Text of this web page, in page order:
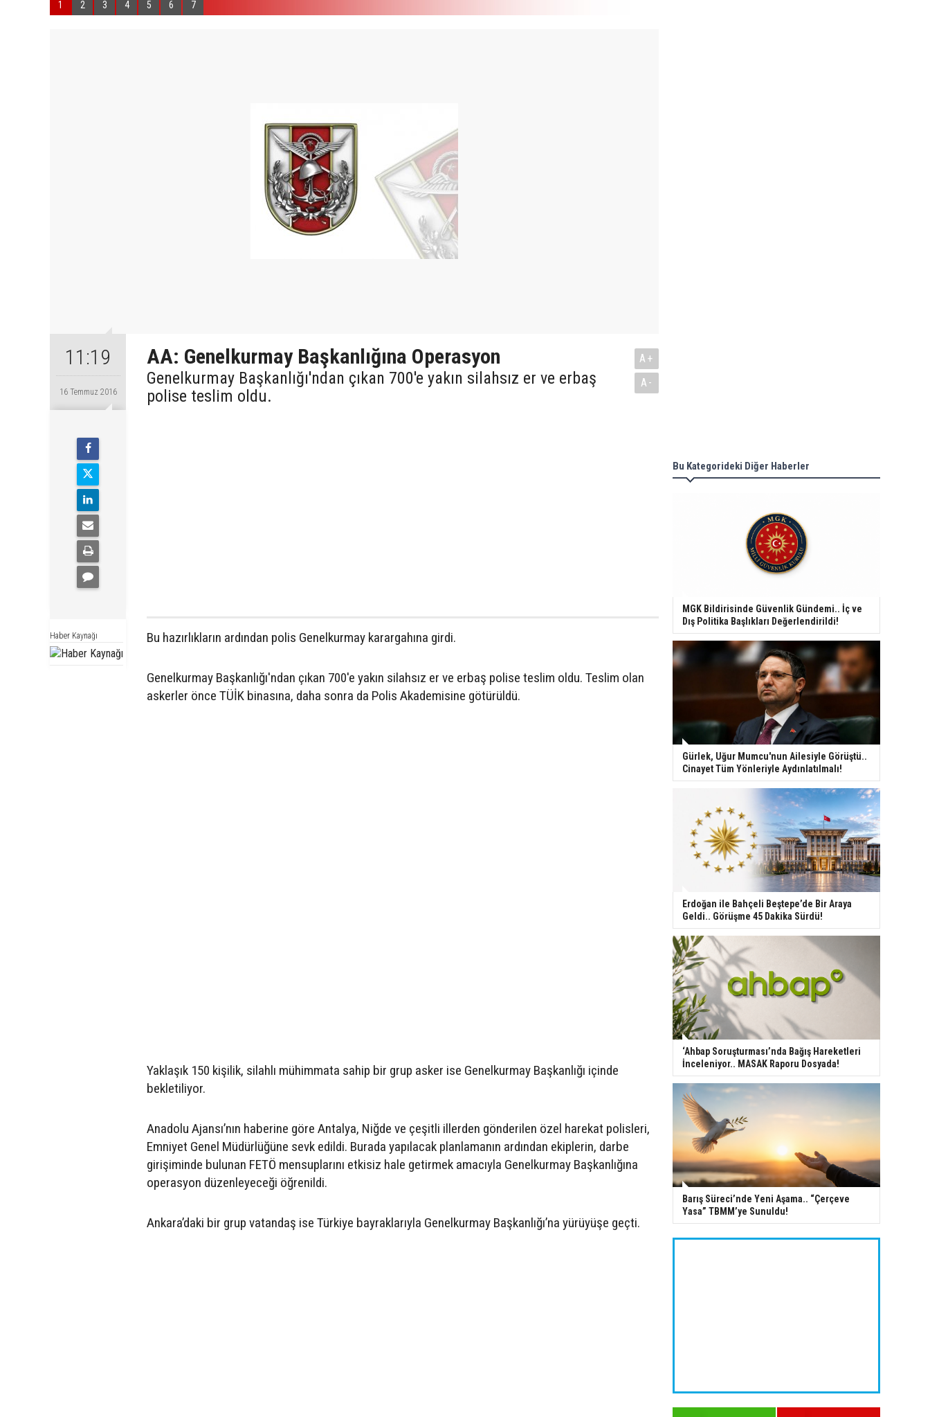
1 2 3 4 5 6 7
11:19
16 Temmuz 2016
Haber Kaynağı
AA: Genelkurmay Başkanlığına Operasyon
Genelkurmay Başkanlığı'ndan çıkan 700'e yakın silahsız er ve erbaş
polise teslim oldu.
A+
A-
Bu hazırlıkların ardından polis Genelkurmay karargahına girdi.
Genelkurmay Başkanlığı'ndan çıkan 700'e yakın silahsız er ve erbaş polise teslim oldu. Teslim olan
askerler önce TÜİK binasına, daha sonra da Polis Akademisine götürüldü.
Yaklaşık 150 kişilik, silahlı mühimmata sahip bir grup asker ise Genelkurmay Başkanlığı içinde
bekletiliyor.
Anadolu Ajansı’nın haberine göre Antalya, Niğde ve çeşitli illerden gönderilen özel harekat polisleri,
Emniyet Genel Müdürlüğüne sevk edildi. Burada yapılacak planlamanın ardından ekiplerin, darbe
girişiminde bulunan FETÖ mensuplarını etkisiz hale getirmek amacıyla Genelkurmay Başkanlığına
operasyon düzenleyeceği öğrenildi.
Ankara’daki bir grup vatandaş ise Türkiye bayraklarıyla Genelkurmay Başkanlığı’na yürüyüşe geçti.
Bu Kategorideki Diğer Haberler
MGK Bildirisinde Güvenlik Gündemi.. İç ve
Dış Politika Başlıkları Değerlendirildi!
Gürlek, Uğur Mumcu'nun Ailesiyle Görüştü..
Cinayet Tüm Yönleriyle Aydınlatılmalı!
Erdoğan ile Bahçeli Beştepe’de Bir Araya
Geldi.. Görüşme 45 Dakika Sürdü!
‘Ahbap Soruşturması’nda Bağış Hareketleri
İnceleniyor.. MASAK Raporu Dosyada!
Barış Süreci’nde Yeni Aşama.. “Çerçeve
Yasa” TBMM’ye Sunuldu!